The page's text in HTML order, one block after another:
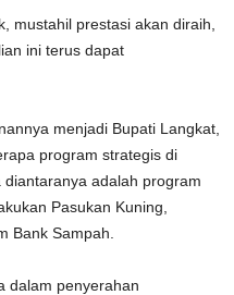
mustahil prestasi akan diraih,
ini terus dapat
menjadi Bupati Langkat,
program strategis di
adalah program
Pasukan Kuning,
Bank Sampah.
dalam penyerahan